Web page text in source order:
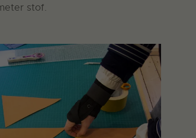
stof.